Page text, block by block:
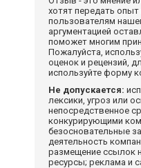
хотят передать опыт
пользователям
аргументацией
поможет многим
Пожалуйста,
оценок и рецензий,
используйте форму
Не допускается:
лексики, угроз или
непосредственное
конкурирующими
безосновательные
деятельность
размещение ссылок
ресурсы; реклама и